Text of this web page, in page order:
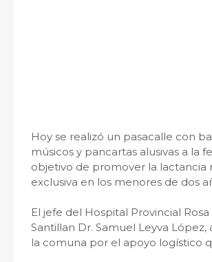
Hoy se realizó un pasacalle con
músicos y pancartas alusivas a la
objetivo de promover la lactancia
exclusiva en los menores de dos
El jefe del Hospital Provincial
Santillan Dr. Samuel Leyva López,
la comuna por el apoyo logístico